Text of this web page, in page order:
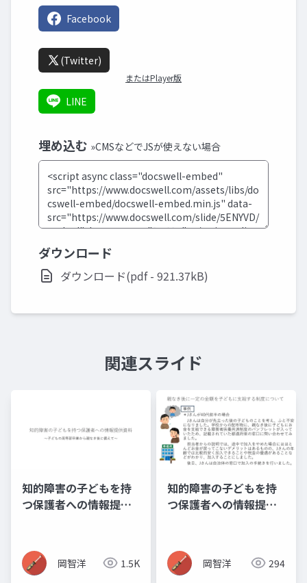
Facebook
(Twitter)
またはPlayer版
LINE
埋め込む »CMSなどでJSが使えない場合
ダウンロード
ダウンロード(pdf - 921.37kB)
関連スライド
知的障害の子どもを持
つ保護者への情報提供
岡智洋 1.5K
知的障害の子どもを持
つ保護者への情報提供
岡智洋 294